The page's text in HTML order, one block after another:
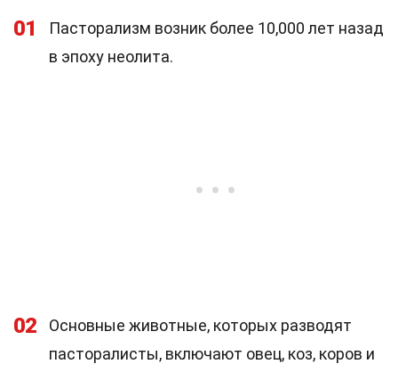
01
Пасторализм возник более 10,000 лет назад
в эпоху неолита.
02
Основные животные, которых разводят
пасторалисты, включают овец, коз, коров и